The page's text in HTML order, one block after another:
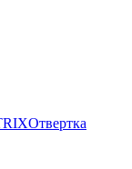
Отвертка